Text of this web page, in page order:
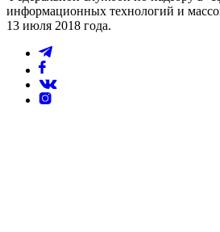
информационных технологий и
13 июля 2018 года.